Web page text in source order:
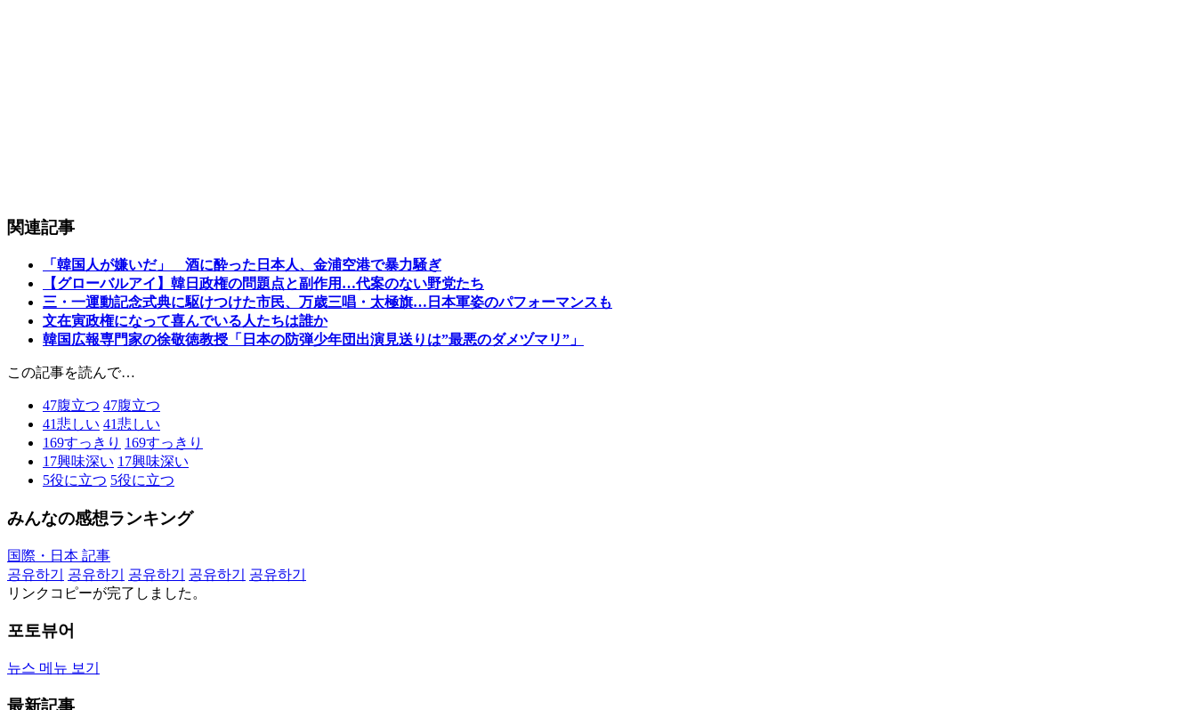
関連記事
「韓国人が嫌いだ」 酒に酔った日本人、金浦空港で暴力騒ぎ
【グローバルアイ】韓日政権の問題点と副作用…代案のない野党たち
三・一運動記念式典に駆けつけた市民、万歳三唱・太極旗…日本軍姿のパフォーマンスも
文在寅政権になって喜んでいる人たちは誰か
韓国広報専門家の徐敬徳教授「日本の防弾少年団出演見送りは”最悪のダメヅマリ”」
この記事を読んで…
47腹立つ 47腹立つ
41悲しい 41悲しい
169すっきり 169すっきり
17興味深い 17興味深い
5役に立つ 5役に立つ
みんなの感想ランキング
国際・日本 記事
공유하기
공유하기 공유하기 공유하기
공유하기
リンクコピーが完了しました。
포토뷰어
뉴스 메뉴 보기
最新記事